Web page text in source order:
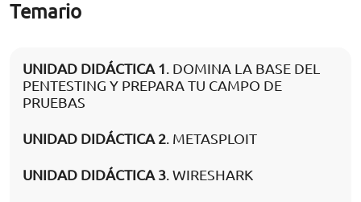
Temario
UNIDAD DIDÁCTICA 1. DOMINA LA BASE DEL
PENTESTING Y PREPARA TU CAMPO DE
PRUEBAS
UNIDAD DIDÁCTICA 2. METASPLOIT
UNIDAD DIDÁCTICA 3. WIRESHARK